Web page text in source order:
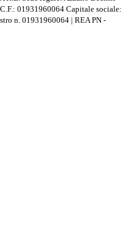
01931960064 Capitale sociale:
n. 01931960064 | REA PN -